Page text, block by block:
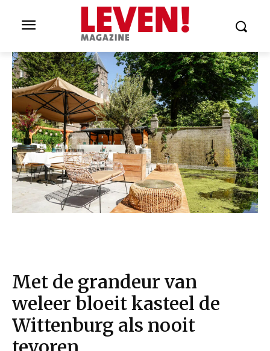
Met de grandeur van
weleer bloeit kasteel de
Wittenburg als nooit